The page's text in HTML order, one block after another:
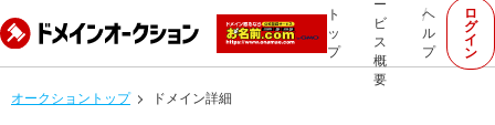
ト
ッ
プ
ー
ビ
ス
概
要
ヘ
ル
プ
ロ
グ
イ
ン
オークショントップ ドメイン詳細